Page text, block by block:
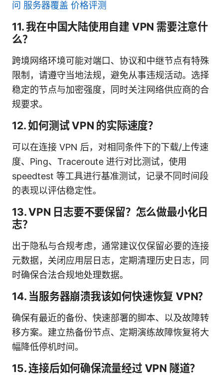
问 服务器覆盖 价格评测
11. 我在中国大陆使用自建 VPN 需要注意什
么？
跨境网络环境可能对端口、协议和中继节点有特殊
限制，请遵守当地法规，避免从事违规活动。选择
稳定的节点与加密强度，同时关注网络供应商的合
规要求。
12. 如何测试 VPN 的实际速度？
可以在连接 VPN 后，对相同条件下的下载/上传速
度、Ping、Traceroute 进行对比测试，使用
speedtest 等工具进行基准测试，记录不同时间段
的表现以评估稳定性。
13. VPN 日志要不要保留？怎么做最小化日
志？
出于隐私与合规考虑，通常建议仅保留必要的连接
元数据，关闭应用层日志，定期清理历史日志，同
时确保合法合规地处理数据。
14. 当服务器崩溃我该如何快速恢复 VPN？
确保有最近的备份、快速部署的脚本、以及故障转
移方案。建立热备份节点、定期演练故障恢复将大
幅降低停机时间。
15. 连接后如何确保流量经过 VPN 隧道？